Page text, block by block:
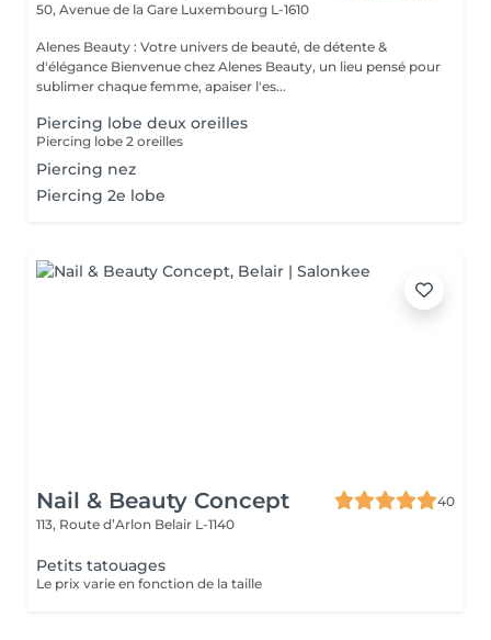
50, Avenue de la Gare Luxembourg L-1610
Alenes Beauty : Votre univers de beauté, de détente &
d'élégance Bienvenue chez Alenes Beauty, un lieu pensé pour
sublimer chaque femme, apaiser l'es...
Piercing lobe deux oreilles
Piercing lobe 2 oreilles
Piercing nez
Piercing 2e lobe
Nail & Beauty Concept
40
113, Route d’Arlon Belair L-1140
Petits tatouages
Le prix varie en fonction de la taille